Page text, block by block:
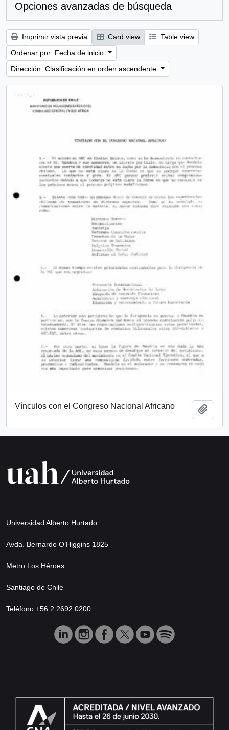
Opciones avanzadas de búsqueda
Imprimir vista previa Card view
Table view
Ordenar por: Fecha de inicio
Dirección: Clasificación en orden ascendente
Vínculos con el Congreso Nacional Africano
Universidad Alberto Hurtado
Avda. Bernardo O’Higgins 1825
Metro Los Héroes
Santiago de Chile
Teléfono +56 2 2692 0200